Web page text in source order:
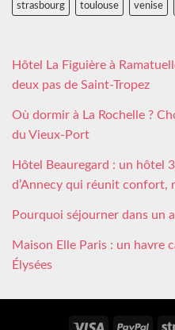
strasbourg toulouse venise
Hôtel La Figuière à
deux pas de Saint-Tropez
Où dormir à La Rochelle ?
du Vieux-Port
Hôtel Beauregard : un hôtel
d’Annecy qui réunit confort,
Pourquoi séjourner dans un
Maison Elle Paris : un havre
Élysées
Visa